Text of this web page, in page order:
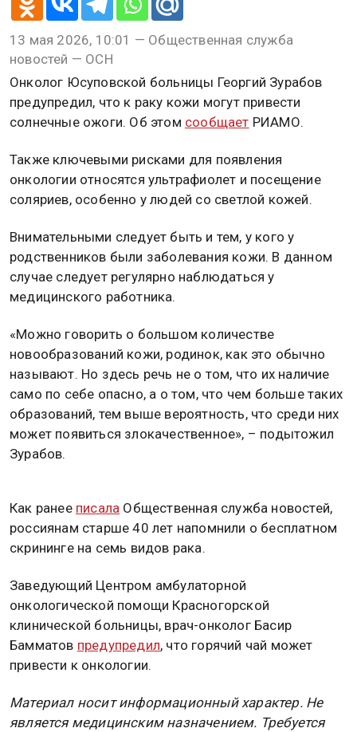
13 мая 2026, 10:01 — Общественная служба
новостей — ОСН
Онколог Юсуповской больницы Георгий Зурабов
предупредил, что к раку кожи могут привести
солнечные ожоги. Об этом сообщает РИАМО.
Также ключевыми рисками для появления
онкологии относятся ультрафиолет и посещение
соляриев, особенно у людей со светлой кожей.
Внимательными следует быть и тем, у кого у
родственников были заболевания кожи. В данном
случае следует регулярно наблюдаться у
медицинского работника.
«Можно говорить о большом количестве
новообразований кожи, родинок, как это обычно
называют. Но здесь речь не о том, что их наличие
само по себе опасно, а о том, что чем больше таких
образований, тем выше вероятность, что среди них
может появиться злокачественное», – подытожил
Зурабов.
Как ранее писала Общественная служба новостей,
россиянам старше 40 лет напомнили о бесплатном
скрининге на семь видов рака.
Заведующий Центром амбулаторной
онкологической помощи Красногорской
клинической больницы, врач-онколог Басир
Бамматов предупредил, что горячий чай может
привести к онкологии.
Материал носит информационный характер. Не
является медицинским назначением. Требуется